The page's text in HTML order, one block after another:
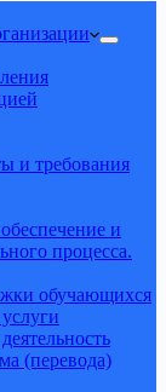
и требования
и
процесса.
обучающихся
(перевода)